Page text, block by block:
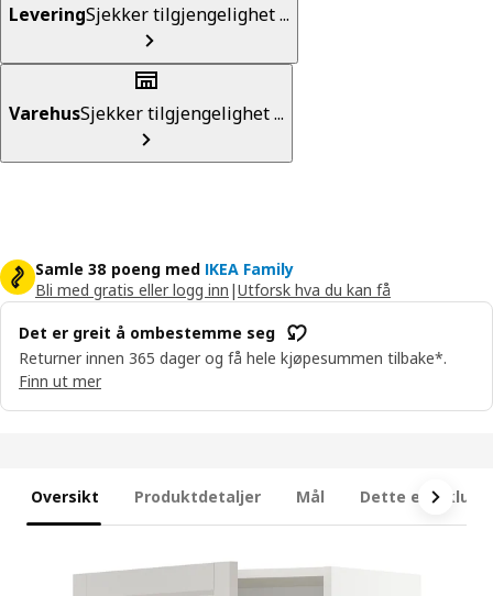
LeveringSjekker tilgjengelighet ...
VarehusSjekker tilgjengelighet ...
Samle 38 poeng med IKEA Family
Bli med gratis eller logg inn |Utforsk hva du kan få
Det er greit å ombestemme seg
Returner innen 365 dager og få hele kjøpesummen tilbake*.
Finn ut mer
Oversikt Produktdetaljer Mål Dette er